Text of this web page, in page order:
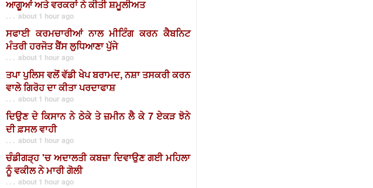
ਆਗੂਆਂ ਅਤੇ ਵਰਕਰਾਂ ਨੇ ਕੀਤੀ ਸ਼ਮੂਲੀਅਤ
. . . about 1 hour ago
ਸਫਾਈ ਕਰਮਚਾਰੀਆਂ ਨਾਲ ਮੀਟਿੰਗ ਕਰਨ ਕੈਬਨਿਟ
ਮੰਤਰੀ ਹਰਜੋਤ ਬੈਂਸ ਲੁਧਿਆਣਾ ਪੁੱਜੇ
. . . about 1 hour ago
ਤਪਾ ਪੁਲਿਸ ਵਲੋਂ ਵੱਡੀ ਖੇਪ ਬਰਾਮਦ, ਨਸ਼ਾ ਤਸਕਰੀ ਕਰਨ
ਵਾਲੇ ਗਿਰੋਹ ਦਾ ਕੀਤਾ ਪਰਦਾਫਾਸ਼
. . . about 1 hour ago
ਦਿਉਣ ਦੇ ਕਿਸਾਨ ਨੇ ਠੇਕੇ ਤੇ ਜ਼ਮੀਨ ਲੈ ਕੇ 7 ਏਕੜ ਝੋਨੇ
ਦੀ ਫ਼ਸਲ ਵਾਹੀ
. . . about 1 hour ago
ਚੰਡੀਗੜ੍ਹ 'ਚ ਅਦਾਲਤੀ ਕਬਜ਼ਾ ਦਿਵਾਉਣ ਗਈ ਮਹਿਲਾ
ਨੂੰ ਵਕੀਲ ਨੇ ਮਾਰੀ ਗੋਲੀ
. . . about 1 hour ago